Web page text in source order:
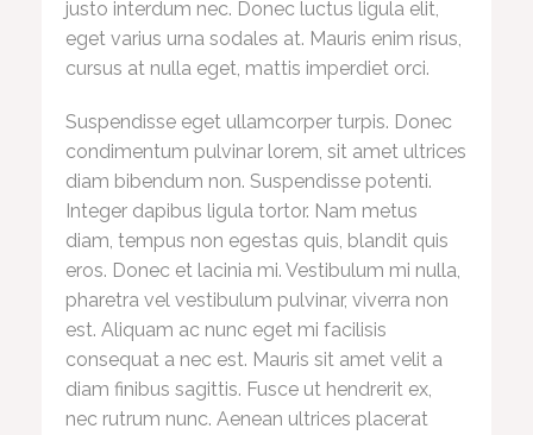
justo interdum nec. Donec luctus ligula elit,
eget varius urna sodales at. Mauris enim risus,
cursus at nulla eget, mattis imperdiet orci.
Suspendisse eget ullamcorper turpis. Donec
condimentum pulvinar lorem, sit amet ultrices
diam bibendum non. Suspendisse potenti.
Integer dapibus ligula tortor. Nam metus
diam, tempus non egestas quis, blandit quis
eros. Donec et lacinia mi. Vestibulum mi nulla,
pharetra vel vestibulum pulvinar, viverra non
est. Aliquam ac nunc eget mi facilisis
consequat a nec est. Mauris sit amet velit a
diam finibus sagittis. Fusce ut hendrerit ex,
nec rutrum nunc. Aenean ultrices placerat